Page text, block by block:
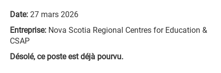
Date: 27 mars 2026
Entreprise: Nova Scotia Regional Centres for Education &
CSAP
Désolé, ce poste est déjà pourvu.